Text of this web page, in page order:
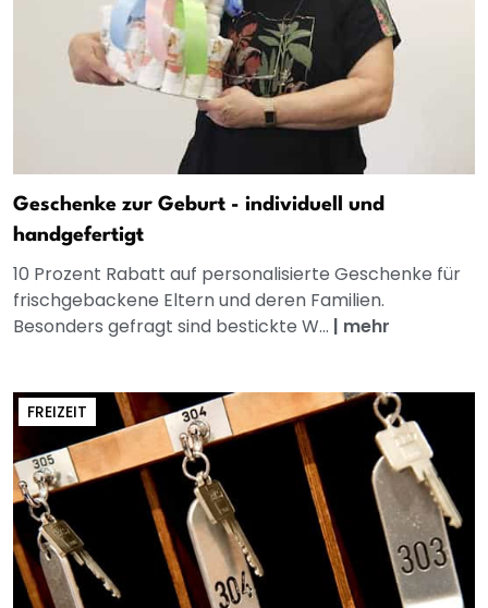
Geschenke zur Geburt - individuell und
handgefertigt
10 Prozent Rabatt auf personalisierte Geschenke für
frischgebackene Eltern und deren Familien.
Besonders gefragt sind bestickte W... | mehr
FREIZEIT